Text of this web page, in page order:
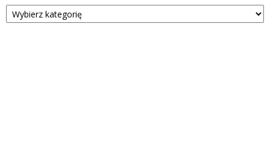
Kategorie